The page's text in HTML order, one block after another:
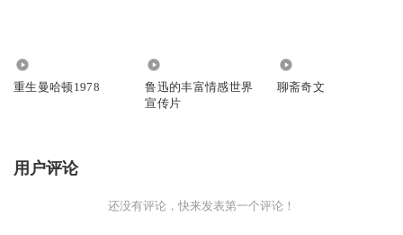
重生曼哈顿1978
鲁迅的丰富情感世界
宣传片
聊斋奇文
用户评论
还没有评论，快来发表第一个评论！